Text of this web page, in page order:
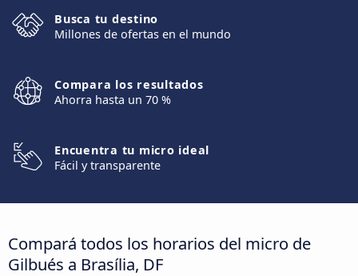
Busca tu destino
Millones de ofertas en el mundo
Compara los resultados
Ahorra hasta un 70 %
Encuentra tu micro ideal
Fácil y transparente
Compará todos los horarios del micro de
Gilbués a Brasília, DF